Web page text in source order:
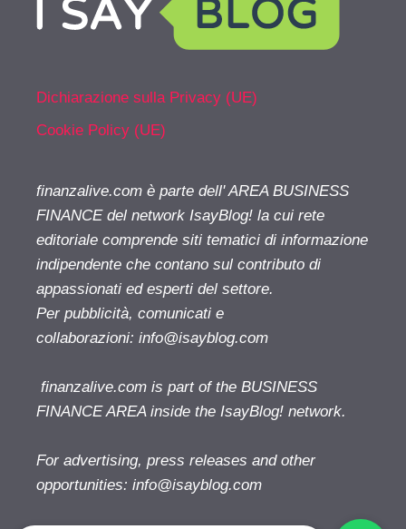
Dichiarazione sulla Privacy (UE)
Cookie Policy (UE)
finanzalive.com è parte dell' AREA BUSINESS
FINANCE del network IsayBlog! la cui rete
editoriale comprende siti tematici di informazione
indipendente che contano sul contributo di
appassionati ed esperti del settore.
Per pubblicità, comunicati e
collaborazioni: info@isayblog.com
finanzalive.com is part of the BUSINESS
FINANCE AREA inside the IsayBlog! network.
For advertising, press releases and other
opportunities: info@isayblog.com